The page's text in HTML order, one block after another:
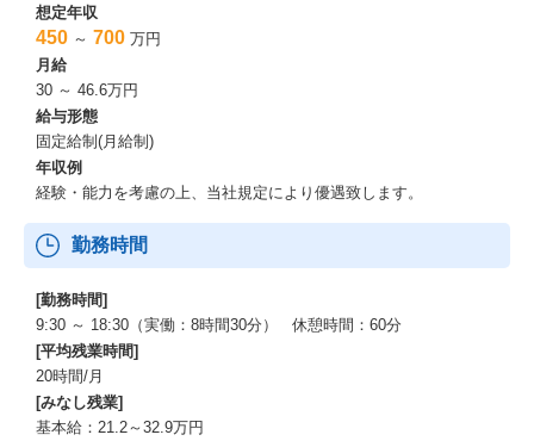
想定年収
450 ～ 700 万円
月給
30 ～ 46.6万円
給与形態
固定給制(月給制)
年収例
経験・能力を考慮の上、当社規定により優遇致します。
勤務時間
[勤務時間]
9:30 ～ 18:30（実働：8時間30分） 休憩時間：60分
[平均残業時間]
20時間/月
[みなし残業]
基本給：21.2～32.9万円